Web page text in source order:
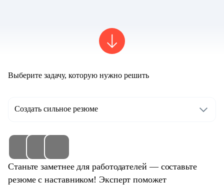
Выберите задачу, которую нужно решить
Создать сильное резюме
Станьте заметнее для работодателей — составьте
резюме с наставником! Эксперт поможет